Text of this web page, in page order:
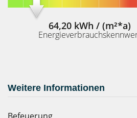
64,20 kWh / (m²*a)
Weitere Informationen